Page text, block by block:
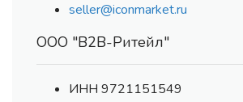
seller@iconmarket.ru
ООО "В2В-Ритейл"
ИНН 9721151549